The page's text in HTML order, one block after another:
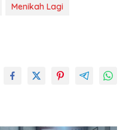
Menikah Lagi